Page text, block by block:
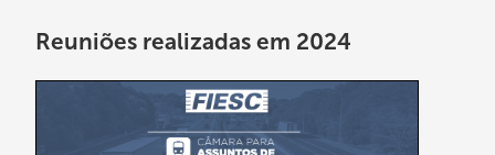
Reuniões realizadas em 2024